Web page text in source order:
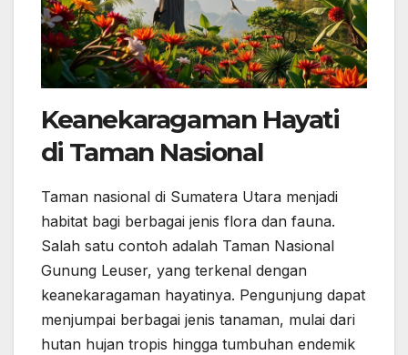
Keanekaragaman Hayati
di Taman Nasional
Taman nasional di Sumatera Utara menjadi
habitat bagi berbagai jenis flora dan fauna.
Salah satu contoh adalah Taman Nasional
Gunung Leuser, yang terkenal dengan
keanekaragaman hayatinya. Pengunjung dapat
menjumpai berbagai jenis tanaman, mulai dari
hutan hujan tropis hingga tumbuhan endemik